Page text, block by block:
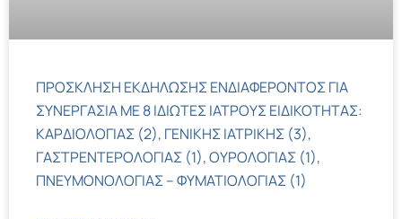
ΠΡΟΣΚΛΗΣΗ ΕΚΔΗΛΩΣΗΣ ΕΝΔΙΑΦΕΡΟΝΤΟΣ ΓΙΑ
ΣΥΝΕΡΓΑΣΙΑ ΜΕ 8 ΙΔΙΩΤΕΣ ΙΑΤΡΟΥΣ ΕΙΔΙΚΟΤΗΤΑΣ:
ΚΑΡΔΙΟΛΟΓΙΑΣ (2), ΓΕΝΙΚΗΣ ΙΑΤΡΙΚΗΣ (3),
ΓΑΣΤΡΕΝΤΕΡΟΛΟΓΙΑΣ (1), ΟΥΡΟΛΟΓΙΑΣ (1),
ΠΝΕΥΜΟΝΟΛΟΓΙΑΣ – ΦΥΜΑΤΙΟΛΟΓΙΑΣ (1)